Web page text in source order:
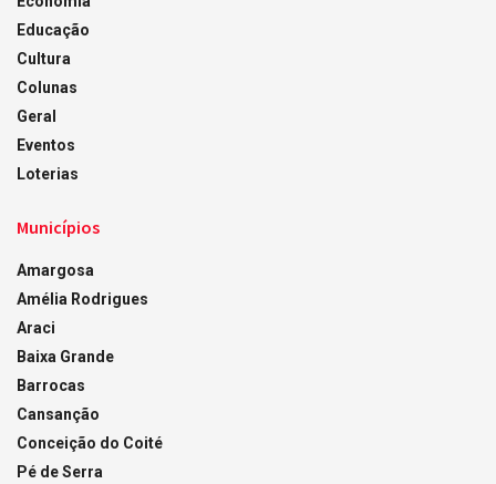
Educação
Cultura
Colunas
Geral
Eventos
Loterias
Municípios
Amargosa
Amélia Rodrigues
Araci
Baixa Grande
Barrocas
Cansanção
Conceição do Coité
Pé de Serra